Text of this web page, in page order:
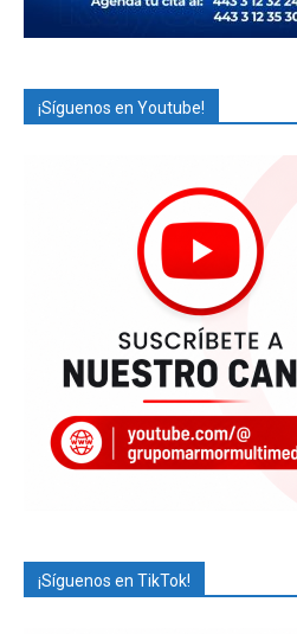
¡Síguenos en Youtube!
¡Síguenos en TikTok!